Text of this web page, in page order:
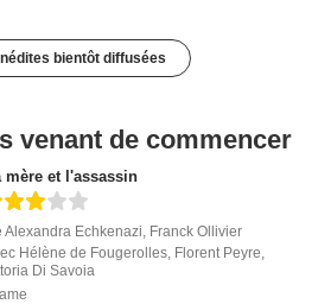
bientôt diffusées
venant de commencer
mère et l'assassin
Alexandra Echkenazi, Franck Ollivier
Hélène de Fougerolles, Florent Peyre,
Di Savoia